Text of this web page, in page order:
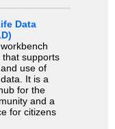
Data
supports
use of
It is a
for the
and a
for citizens